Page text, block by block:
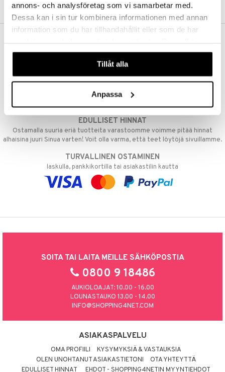
annons- och analysföretag som vi samarbetar med.
Dessa kan i sin tur kombinera informationen med annan
information som du har tillhandahållit eller som de har
våra cookies vid fortsatt användande av vår webbplats.
Tillåt alla
Anpassa
Aina maksuton vaihtoehto, huolimatta siitä ostatko yksittäisen
tuotteen tai koko tilauksellesi joka ylittää 50 €.
NOPEAT TOIMITUKSET
Ennen kello 13.00 tehdyt tilaukset lähetetään normaalisti samana
EDULLISET HINNAT
Ostamalla suuria eriä tuotteita varastoomme voimme pitää hinnat
alhaisina juuri Sinua varten! Voit olla varma, että teet löytöjä sivuillamme.
TURVALLINEN OSTAMINEN
laskulla, pankkikortilla tai asiakastilin kautta
SOITA TAI LAITA MEILLE SÄHKÖPOSTIA
0800 9 18486
AUKIOLOAJAT: 10.00 - 16.00
LOUNASTAUKO 13.00 - 14.00
INFO@SHOPPING4NET.COM
ASIAKASPALVELU
OMA PROFIILI
KYSYMYKSIÄ & VASTAUKSIA
OLEN UNOHTANUT ASIAKASTIETONI
OTA YHTEYTTÄ
EDULLISET HINNAT
EHDOT - SHOPPING4NETIN MYYNTIEHDOT